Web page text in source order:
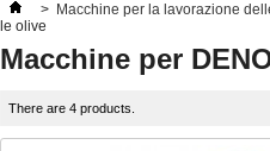
> Macchine per la lavorazione
le olive
Macchine per
There are 4 products.